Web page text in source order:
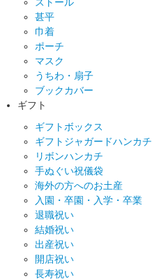
甚平
巾着
ポーチ
マスク
うちわ・扇子
ブックカバー
ギフト
ギフトボックス
ギフトジャガードハンカチ
リボンハンカチ
手ぬぐい祝儀袋
海外の方へのお土産
入園・卒園・入学・卒業
退職祝い
結婚祝い
出産祝い
開店祝い
長寿祝い